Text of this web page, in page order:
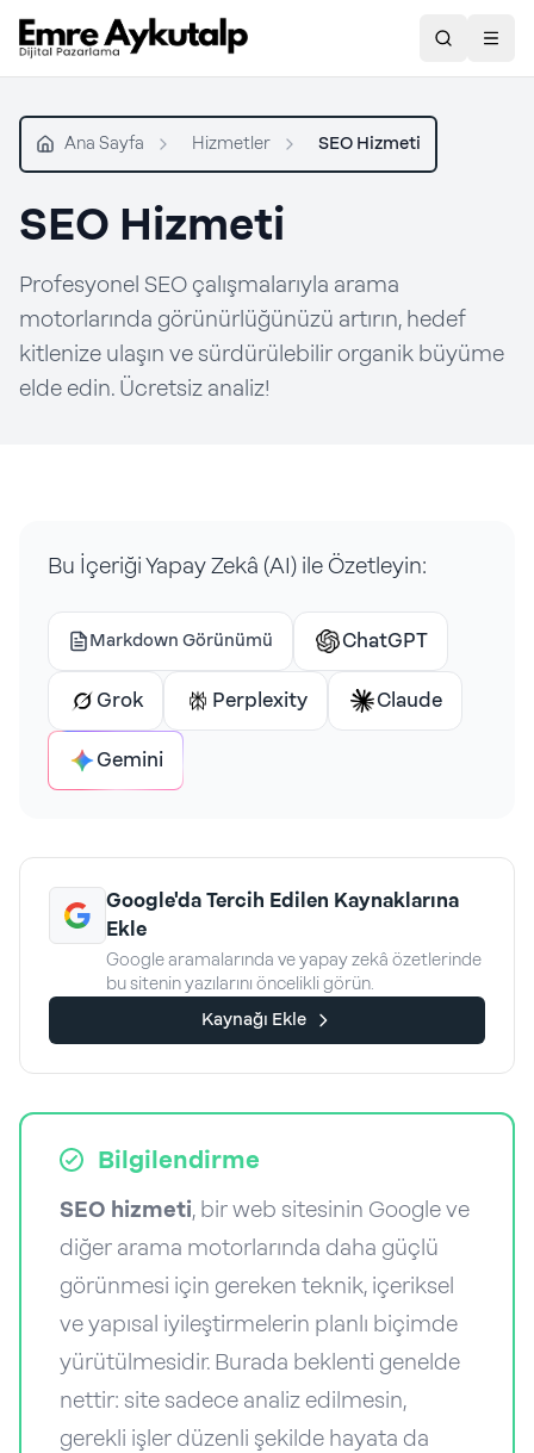
Ara
Ana Sayfa Hizmetler SEO Hizmeti
SEO Hizmeti
Profesyonel SEO çalışmalarıyla arama
motorlarında görünürlüğünüzü artırın, hedef
kitlenize ulaşın ve sürdürülebilir organik büyüme
elde edin. Ücretsiz analiz!
Bu İçeriği Yapay Zekâ (AI) ile Özetleyin:
Markdown Görünümü ChatGPT
Grok Perplexity Claude
Gemini
Google'da Tercih Edilen Kaynaklarına
Ekle
Google aramalarında ve yapay zekâ özetlerinde
bu sitenin yazılarını öncelikli görün.
Kaynağı Ekle
Bilgilendirme
SEO hizmeti, bir web sitesinin Google ve
diğer arama motorlarında daha güçlü
görünmesi için gereken teknik, içeriksel
ve yapısal iyileştirmelerin planlı biçimde
yürütülmesidir. Burada beklenti genelde
nettir: site sadece analiz edilmesin,
gerekli işler düzenli şekilde hayata da